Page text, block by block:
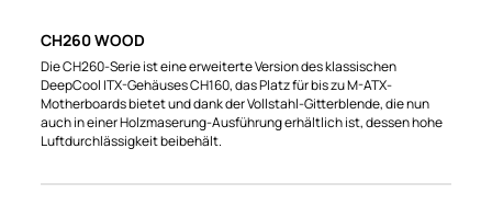
CH260 WOOD
Die CH260-Serie ist eine erweiterte Version des klassischen
DeepCool ITX-Gehäuses CH160, das Platz für bis zu M-ATX-
Motherboards bietet und dank der Vollstahl-Gitterblende, die nun
auch in einer Holzmaserung-Ausführung erhältlich ist, dessen hohe
Luftdurchlässigkeit beibehält.